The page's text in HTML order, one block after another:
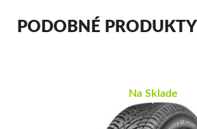
PODOBNÉ PRODUKTY
Na Sklade